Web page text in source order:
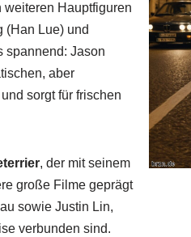
weiteren Hauptfiguren
(Han Lue) und
spannend: Jason
aber
sorgt für frischen
, der mit seinem
große Filme geprägt
sowie Justin Lin,
verbunden sind.